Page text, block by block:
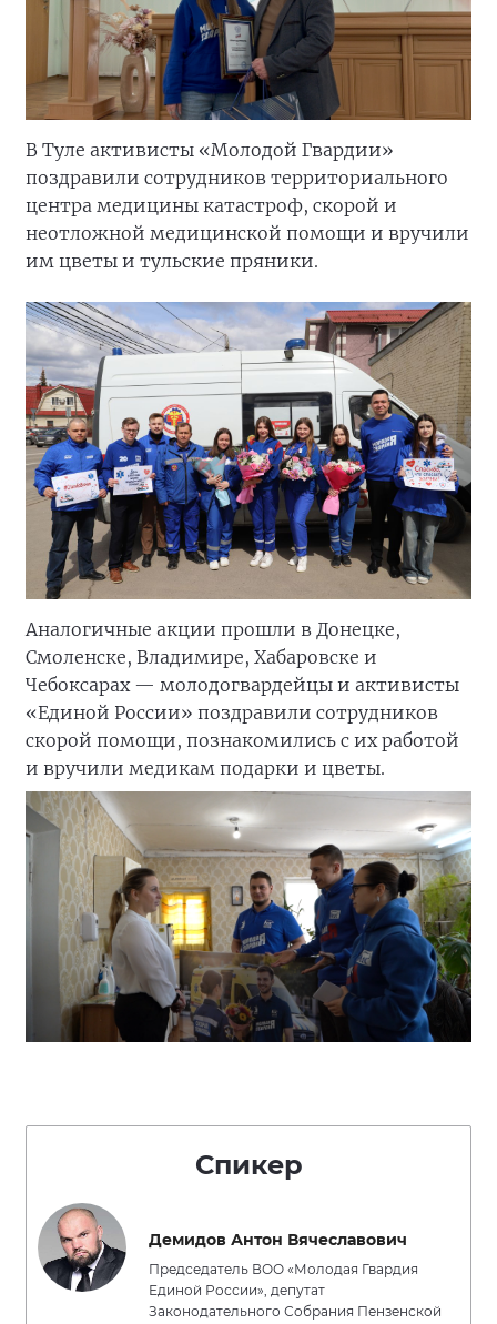
В Туле активисты «Молодой Гвардии»
поздравили сотрудников территориального
центра медицины катастроф, скорой и
неотложной медицинской помощи и вручили
им цветы и тульские пряники.
Аналогичные акции прошли в Донецке,
Смоленске, Владимире, Хабаровске и
Чебоксарах — молодогвардейцы и активисты
«Единой России» поздравили сотрудников
скорой помощи, познакомились с их работой
и вручили медикам подарки и цветы.
Спикер
Демидов Антон Вячеславович
Председатель ВОО «Молодая Гвардия
Единой России», депутат
Законодательного Собрания Пензенской